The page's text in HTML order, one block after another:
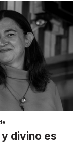
divino es